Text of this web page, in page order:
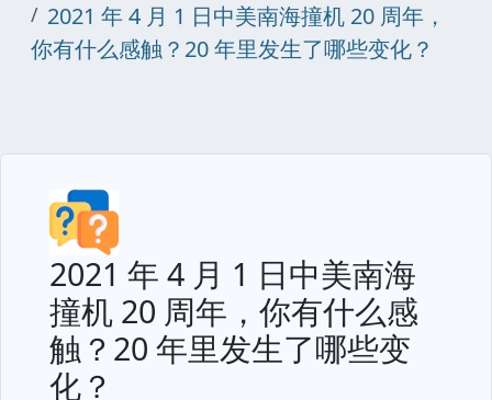
2021 年 4 月 1 日中美南海撞机 20 周年，
你有什么感触？20 年里发生了哪些变化？
2021 年 4 月 1 日中美南海
撞机 20 周年，你有什么感
触？20 年里发生了哪些变
化？